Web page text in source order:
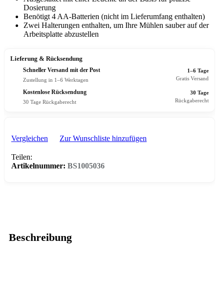
Dosierung
Benötigt 4 AA-Batterien (nicht im Lieferumfang enthalten)
Zwei Halterungen enthalten, um Ihre Mühlen sauber auf der
Arbeitsplatte abzustellen
Lieferung & Rücksendung
Schneller Versand mit der Post
Zustellung in 1–6 Werktagen
1–6 Tage
Gratis Versand
Kostenlose Rücksendung
30 Tage Rückgaberecht
30 Tage
Rückgaberecht
Vergleichen Zur Wunschliste hinzufügen
Teilen:
Artikelnummer: BS1005036
Beschreibung